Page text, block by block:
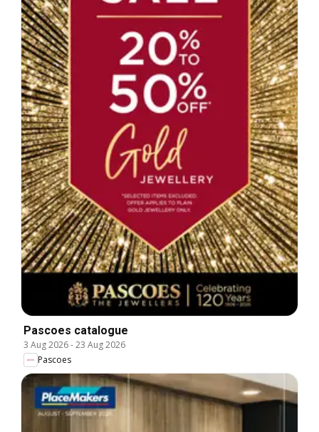
Pascoes catalogue
3 Aug 2026-23 Aug 2026
Pascoes